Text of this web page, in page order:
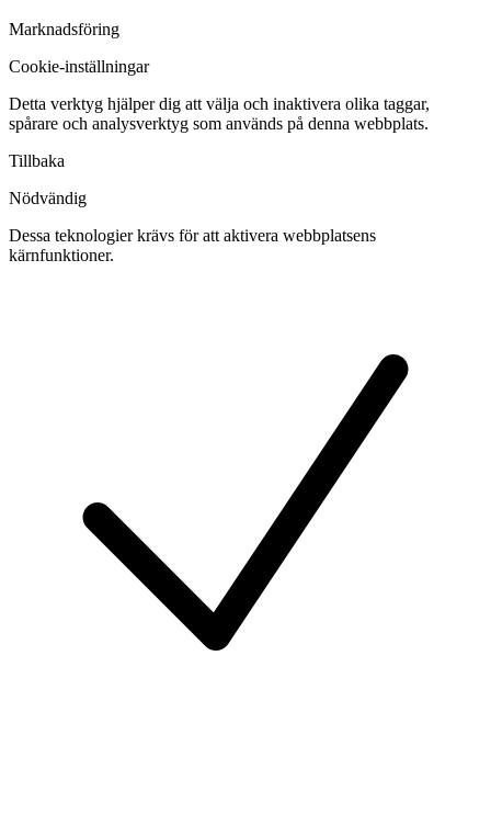
Marknadsföring
Cookie-inställningar
Detta verktyg hjälper dig att välja och inaktivera olika taggar,
spårare och analysverktyg som används på denna webbplats.
Tillbaka
Nödvändig
Dessa teknologier krävs för att aktivera webbplatsens
kärnfunktioner.